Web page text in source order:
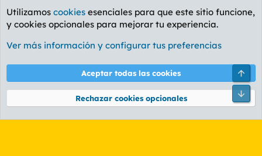
Foro Informática y Videojuegos
Cookies
PL OLDSTYLE AMARILLO
Términos y reglas Política de privacidad Ayuda
Community platform by XenForo® © 2010-2026 XenForo Ltd.
Utilizamos cookies esenciales para que este sitio funcione,
y cookies opcionales para mejorar tu experiencia.
Ver más información y configurar tus preferencias
Aceptar todas las cookies
Rechazar cookies opcionales
Pie